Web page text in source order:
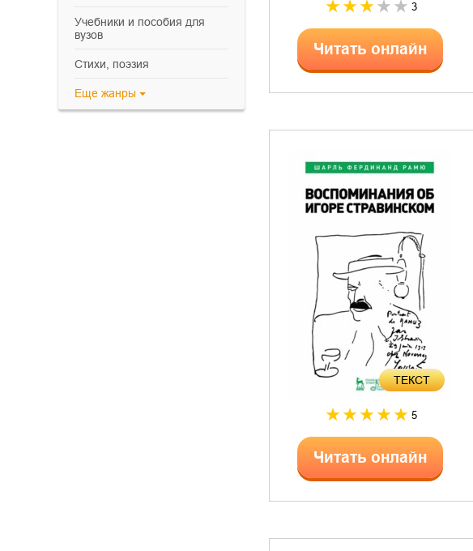
учебники и пособия для
вузов
cтихи, поэзия
Еще жанры
3
Читать онлайн
ТЕКСТ
5
Читать онлайн